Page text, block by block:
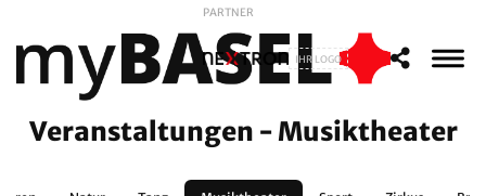
PARTNER
IHR LOGO
Veranstaltungen - Musiktheater